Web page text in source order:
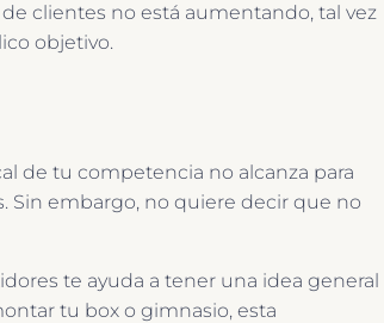
clientes no está aumentando, tal vez
objetivo.
de tu competencia no alcanza para
Sin embargo, no quiere decir que no
te ayuda a tener una idea general
tu box o gimnasio, esta